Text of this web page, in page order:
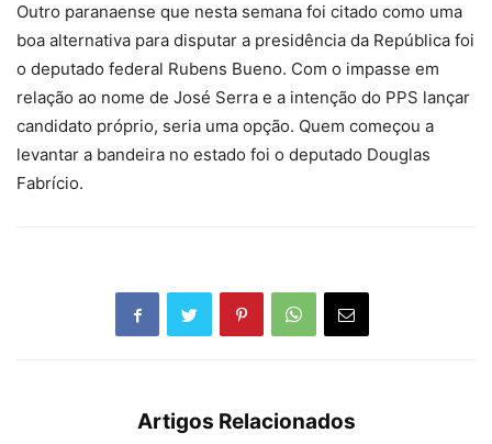
Outro paranaense que nesta semana foi citado como uma
boa alternativa para disputar a presidência da República foi
o deputado federal Rubens Bueno. Com o impasse em
relação ao nome de José Serra e a intenção do PPS lançar
candidato próprio, seria uma opção. Quem começou a
levantar a bandeira no estado foi o deputado Douglas
Fabrício.
Artigos Relacionados